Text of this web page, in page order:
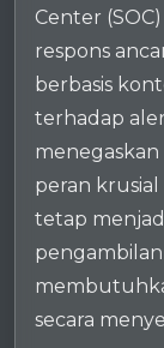
Center
respons
berbasis
terhadap
peran krusial
tetap
secara